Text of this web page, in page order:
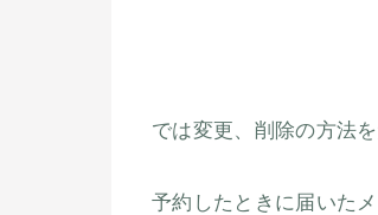
では変更、削除の方法
予約したときに届いた